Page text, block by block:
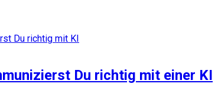
Du richtig mit einer KI